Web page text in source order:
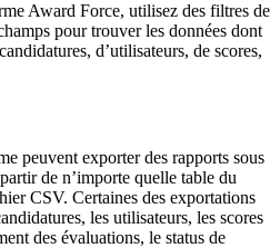
Award Force, utilisez des filtres de
pour trouver les données dont
d’utilisateurs, de scores,
peuvent exporter des rapports sous
de n’importe quelle table du
CSV. Certaines des exportations
les utilisateurs, les scores
des évaluations, le status de